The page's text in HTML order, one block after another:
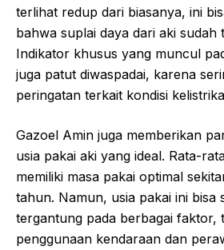
terlihat redup dari biasanya, ini
bahwa suplai daya dari aki sudah
Indikator khusus yang muncul
juga patut diwaspadai, karena
peringatan terkait kondisi
Gazoel Amin juga memberikan
usia pakai aki yang ideal. Rata-
memiliki masa pakai optimal
tahun. Namun, usia pakai ini bisa
tergantung pada berbagai faktor,
penggunaan kendaraan dan